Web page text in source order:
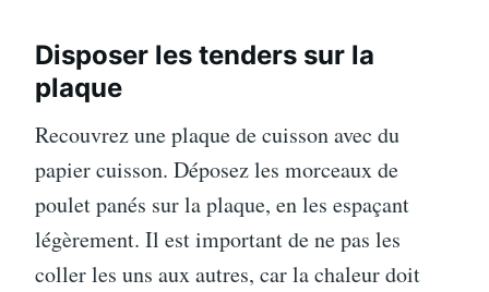
Disposer les tenders sur la
plaque
Recouvrez une plaque de cuisson avec du
papier cuisson. Déposez les morceaux de
poulet panés sur la plaque, en les espaçant
légèrement. Il est important de ne pas les
coller les uns aux autres, car la chaleur doit